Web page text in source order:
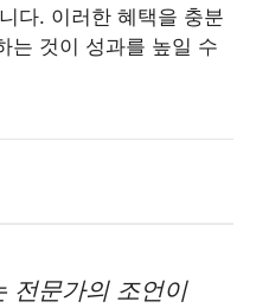
다. 이러한 혜택을 충분
는 것이 성과를 높일 수
전문가의 조언이